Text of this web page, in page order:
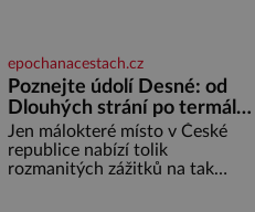
marně v paměti lovíte název
knížky, kterou jste nedávno
přečetli. Je to opravdu tak, s
věkem jako kdyby se paměť
rozhodla stávkovat. Cvičte
epochanacestach.cz
Poznejte údolí Desné: od
Dlouhých strání po termální
prameny
Jen málokteré místo v České
republice nabízí tolik
rozmanitých zážitků na tak